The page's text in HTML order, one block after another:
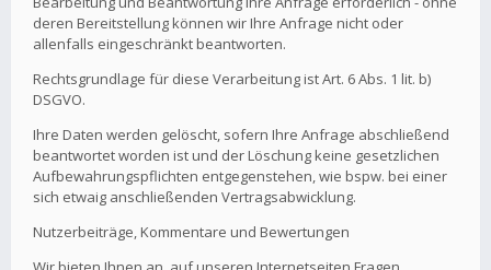
deren Bereitstellung können wir Ihre Anfrage nicht oder
allenfalls eingeschränkt beantworten.
Rechtsgrundlage für diese Verarbeitung ist Art. 6 Abs. 1 lit. b)
DSGVO.
Ihre Daten werden gelöscht, sofern Ihre Anfrage abschließend
beantwortet worden ist und der Löschung keine gesetzlichen
Aufbewahrungspflichten entgegenstehen, wie bspw. bei einer
sich etwaig anschließenden Vertragsabwicklung.
Nutzerbeiträge, Kommentare und Bewertungen